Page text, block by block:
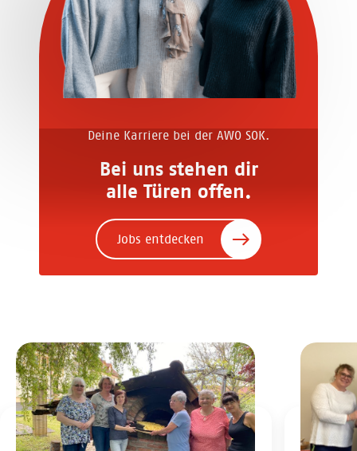
Deine Karriere bei der AWO SOK.
Bei uns stehen dir
alle Türen offen.
Jobs entdecken